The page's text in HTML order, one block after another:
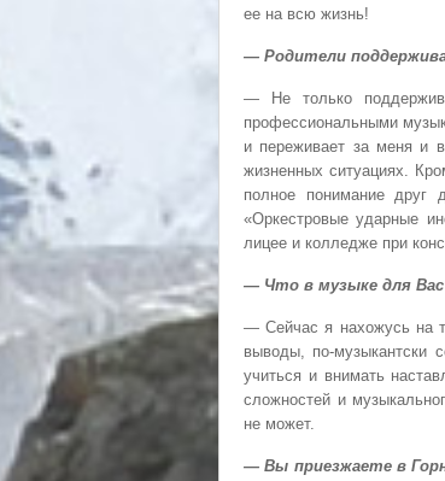
ее на всю жизнь!
— Родители
— Не только
профессиональными
и переживает за меня и
жизненных ситуациях.
полное понимание друг
«Оркестровые ударные
лицее и колледже при
— Что в музыке для
— Сейчас я нахожусь на
выводы, по-музыкантски
учиться и внимать
сложностей и
не может.
— Вы приезжаете в